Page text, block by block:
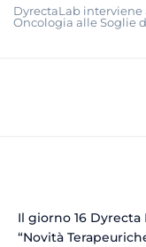
DyrectaLab interviene
Oncologia alle Soglie
Il giorno 16
“Novità